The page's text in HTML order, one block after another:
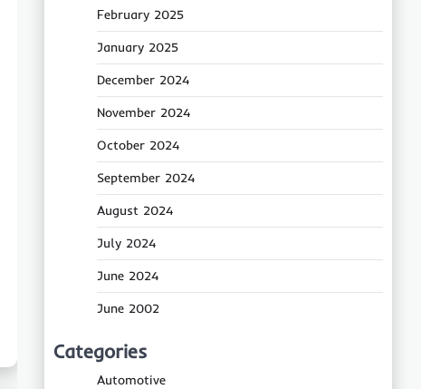
February 2025
January 2025
December 2024
November 2024
October 2024
September 2024
August 2024
July 2024
June 2024
June 2002
Categories
Automotive